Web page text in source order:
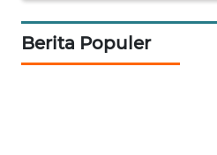
Berita Populer
WN
SUKABUMI